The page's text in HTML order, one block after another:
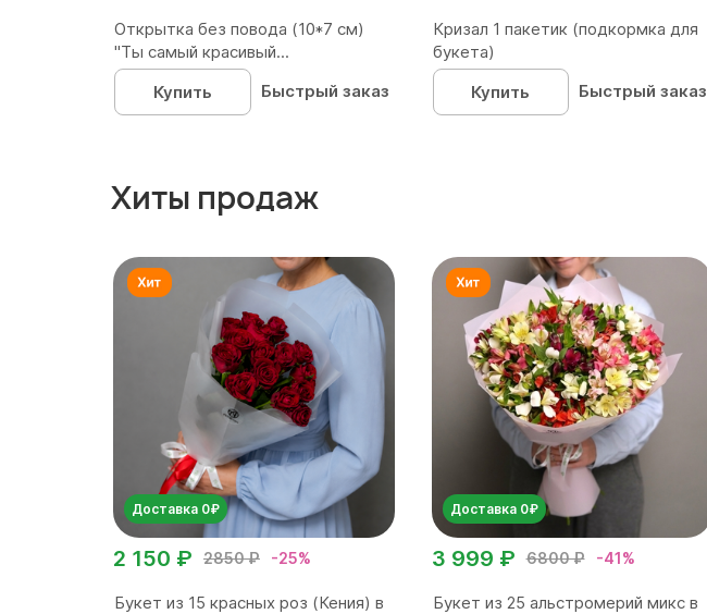
Открытка без повода (10*7 см)
"Ты самый красивый...
Купить
Быстрый заказ
Кризал 1 пакетик (подкормка для
букета)
Купить
Быстрый заказ
Хиты продаж
Доставка 0₽
2850 ₽ -25%
2 150 ₽
Букет из 15 красных роз (Кения) в
Доставка 0₽
6800 ₽ -41%
3 999 ₽
Букет из 25 альстромерий микс в